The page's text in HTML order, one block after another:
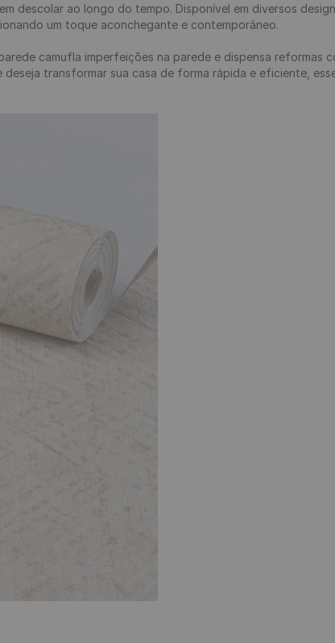
descolar ao longo do tempo. Disponível em diversos
um toque aconchegante e contemporâneo.
camufla imperfeições na parede e dispensa reformas
transformar sua casa de forma rápida e eficiente,